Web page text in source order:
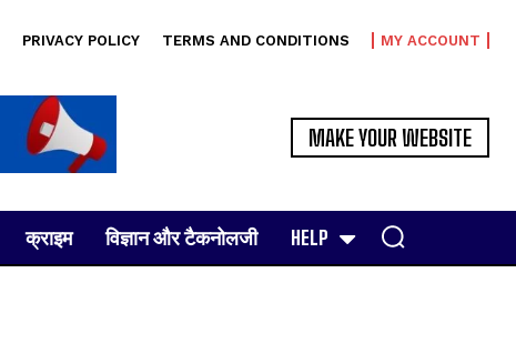
PRIVACY POLICY TERMS AND CONDITIONS MY ACCOUNT
MAKE YOUR WEBSITE
क्राइम विज्ञान और टैकनोलजी HELP